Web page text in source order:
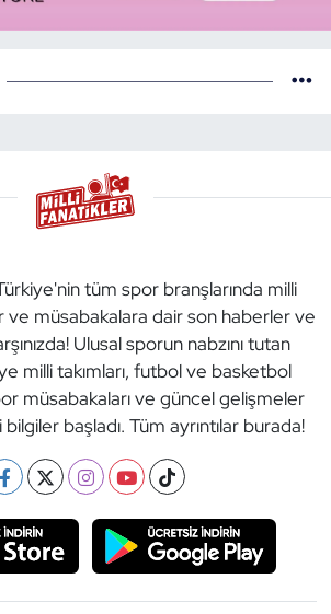
tüm spor branşlarında milli
ve müsabakalara dair son haberler ve
Ulusal sporun nabzını tutan
milli takımları, futbol ve basketbol
müsabakaları ve güncel gelişmeler
başladı. Tüm ayrıntılar burada!